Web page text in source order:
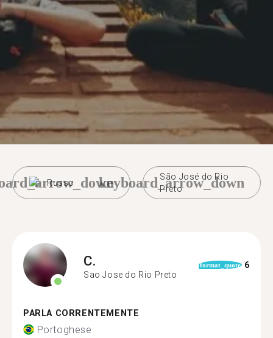
Russo
São José do Rio
Preto
keyboard_arrow_down
C.
Sao Jose do Rio Preto
format_quote 6
PARLA CORRENTEMENTE
Portoghese